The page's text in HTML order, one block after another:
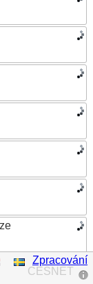
CESNET
Zpracování